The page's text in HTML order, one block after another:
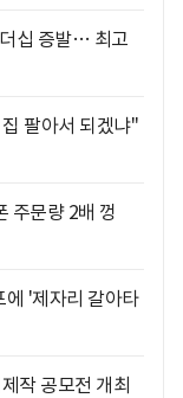
십 증발… 최고
팔아서 되겠냐"
주문량 2배 껑
'제자리 갈아타
작 공모전 개최